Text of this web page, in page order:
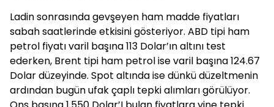
Ladin sonrasında gevşeyen ham madde fiyatları
sabah saatlerinde etkisini gösteriyor. ABD tipi ham
petrol fiyatı varil başına 113 Dolar’ın altını test
ederken, Brent tipi ham petrol ise varil başına 124.67
Dolar düzeyinde. Spot altında ise dünkü düzeltmenin
ardından bugün ufak çaplı tepki alımları görülüyor.